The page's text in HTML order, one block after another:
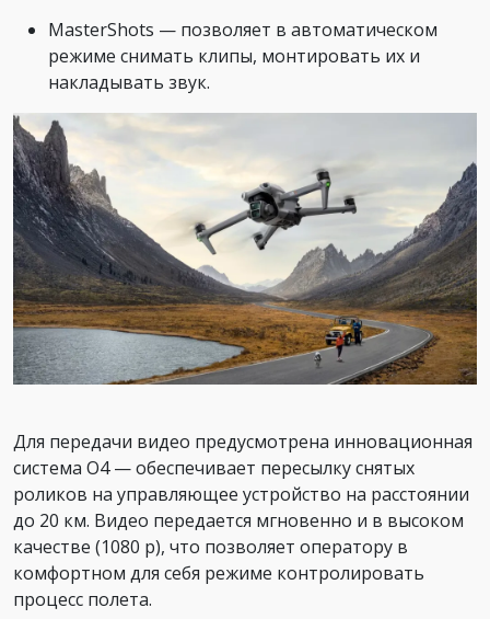
MasterShots — позволяет в автоматическом
режиме снимать клипы, монтировать их и
накладывать звук.
Для передачи видео предусмотрена инновационная
система O4 — обеспечивает пересылку снятых
роликов на управляющее устройство на расстоянии
до 20 км. Видео передается мгновенно и в высоком
качестве (1080 р), что позволяет оператору в
комфортном для себя режиме контролировать
процесс полета.